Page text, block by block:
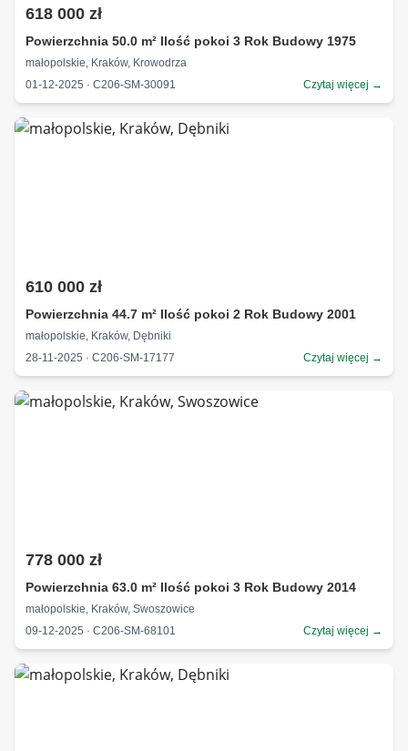
618 000 zł
Powierzchnia 50.0 m² Ilość pokoi 3 Rok Budowy 1975
małopolskie, Kraków, Krowodrza
01-12-2025 · C206-SM-30091
Czytaj więcej →
610 000 zł
Powierzchnia 44.7 m² Ilość pokoi 2 Rok Budowy 2001
małopolskie, Kraków, Dębniki
28-11-2025 · C206-SM-17177
Czytaj więcej →
778 000 zł
Powierzchnia 63.0 m² Ilość pokoi 3 Rok Budowy 2014
małopolskie, Kraków, Swoszowice
09-12-2025 · C206-SM-68101
Czytaj więcej →